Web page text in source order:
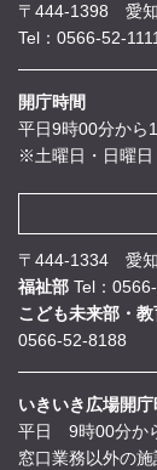
〒444-1398 愛知
Tel：0566-52-
開庁時間
平日9時00分から
※土曜日・日曜
〒444-1334 愛
福祉部 Tel：
こども未来部・
0566-52-8188
いきいき広場開庁
平日 9時00分か
窓口業務以外の